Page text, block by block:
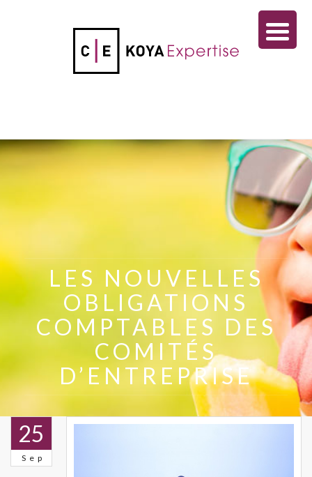
LES NOUVELLES
OBLIGATIONS
COMPTABLES DES
COMITÉS
D’ENTREPRISE
25
Sep